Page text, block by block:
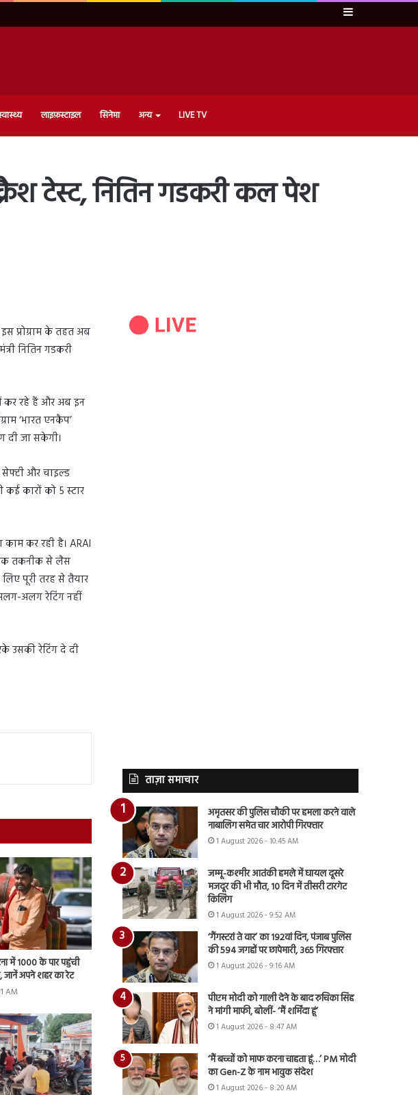
Sidebar
लाइफ़स्टाइल सिनेमा अन्य LIVE TV
टेस्ट, नितिन गडकरी कल पेश
प्रोग्राम के तहत अब
नितिन गडकरी
कर रहे हैं और अब इन
‘भारत एनकैप’
दी जा सकेगी।
सेफ्टी और चाइल्ड
कई कारों को 5 स्टार
कर रही है। ARAI
तकनीक से लैस
पूरी तरह से तैयार
अलग रेटिंग नहीं
उसकी रेटिंग दे दी
में 1000 के पार पहुंची
अपने शहर का रेट
AM
ताज़ा समाचार
अमृतसर की पुलिस चौकी पर हमला करने वाले
नाबालिग समेत चार आरोपी गिरफ्तार
1 August 2026 - 10:45 AM
जम्मू-कश्मीर आतंकी हमले में घायल दूसरे
मजदूर की भी मौत, 10 दिन में तीसरी टारगेट
किलिंग
1 August 2026 - 9:52 AM
‘गैंगस्टरां ते वार’ का 192वां दिन, पंजाब पुलिस
की 594 जगहों पर छापेमारी, 365 गिरफ्तार
1 August 2026 - 9:16 AM
पीएम मोदी को गाली देने के बाद रुचिका सिंह
ने मांगी माफी, बोलीं- ‘मैं शर्मिंदा हूं’
1 August 2026 - 8:47 AM
‘मैं बच्चों को माफ करना चाहता हूं…’ PM मोदी
का Gen-Z के नाम भावुक संदेश
1 August 2026 - 8:20 AM